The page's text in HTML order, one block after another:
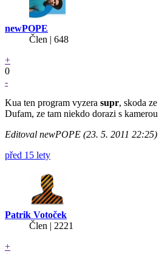
newPOPE
Člen | 648
+
0
-
Kua ten program vyzera supr, skoda
Dufam, ze tam niekdo dorazi s
Editoval newPOPE (23. 5. 2011 22:25)
před 15 lety
Patrik Votoček
Člen | 2221
+